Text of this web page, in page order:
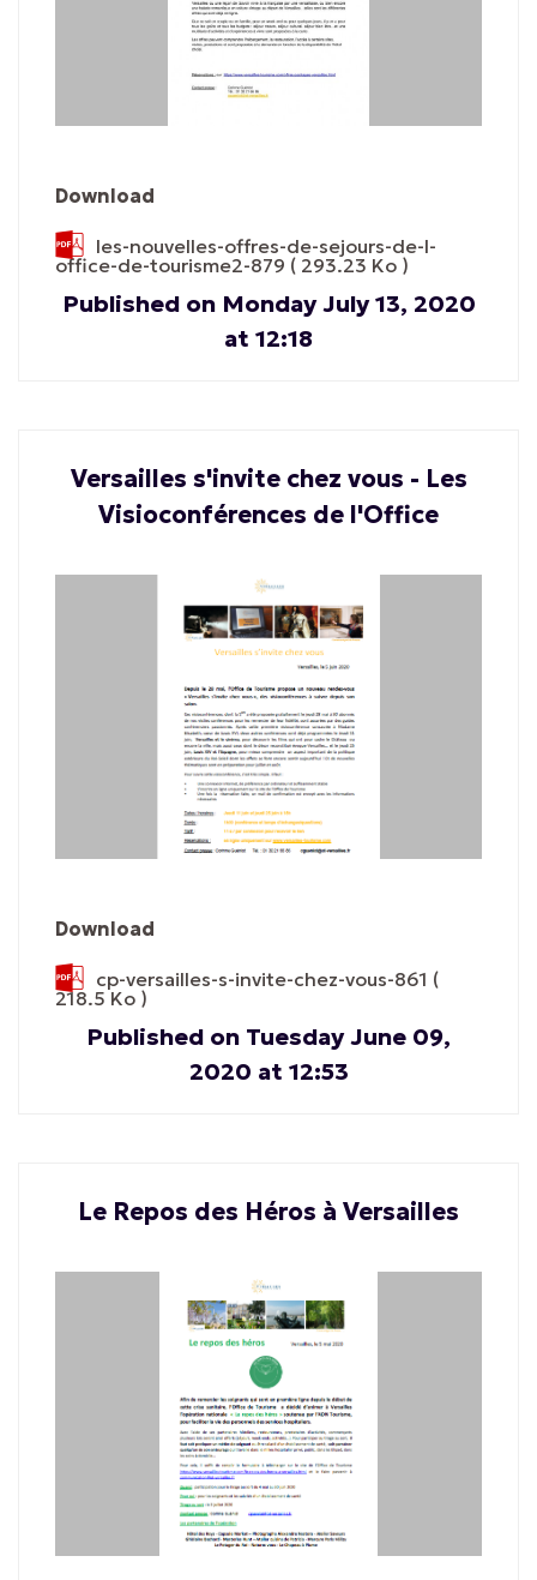
Download
les-nouvelles-offres-de-sejours-de-l-
office-de-tourisme2-879 ( 293.23 Ko )
Published on Monday July 13, 2020
at 12:18
Versailles s'invite chez vous - Les
Visioconférences de l'Office
Download
cp-versailles-s-invite-chez-vous-861 (
218.5 Ko )
Published on Tuesday June 09,
2020 at 12:53
Le Repos des Héros à Versailles